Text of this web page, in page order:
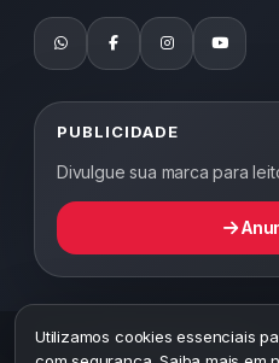
PUBLICIDADE
Divulgue sua marca para
2026 ©Abordagem Notícias—
Utilizamos cookies essenciais